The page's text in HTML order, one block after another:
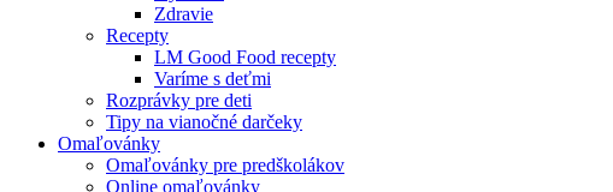
Zdravie
Recepty
LM Good Food recepty
Varíme s deťmi
Rozprávky pre deti
Tipy na vianočné darčeky
Omaľovánky
Omaľovánky pre predškolákov
Online omaľovánky